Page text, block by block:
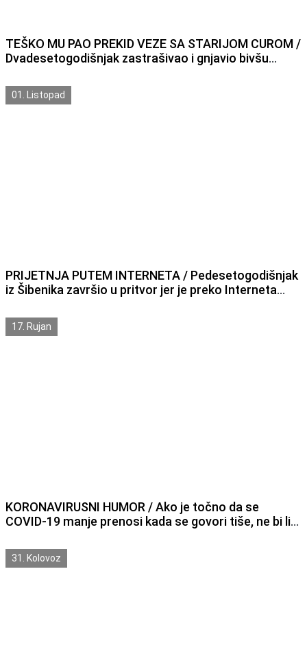
TEŠKO MU PAO PREKID VEZE SA STARIJOM CUROM /
Dvadesetogodišnjak zastrašivao i gnjavio bivšu
01. Listopad
PRIJETNJA PUTEM INTERNETA / Pedesetogodišnjak
iz Šibenika završio u pritvor jer je preko Interneta
17. Rujan
KORONAVIRUSNI HUMOR / Ako je točno da se
COVID-19 manje prenosi kada se govori tiše, ne bi li
žarišta zaraze?
31. Kolovoz